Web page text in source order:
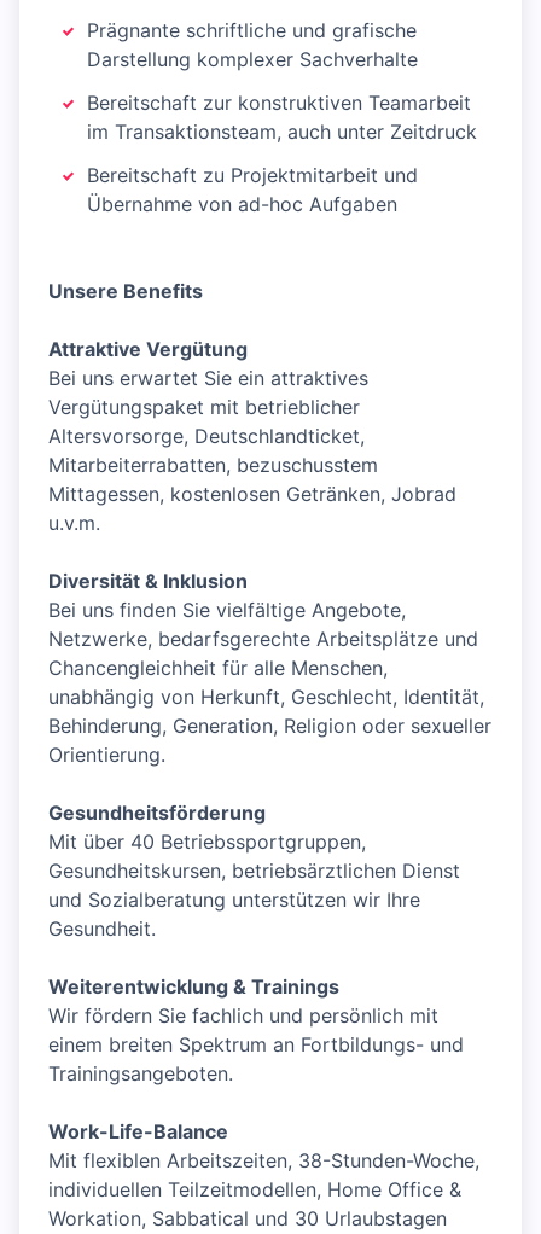
Prägnante schriftliche und grafische
Darstellung komplexer Sachverhalte
Bereitschaft zur konstruktiven Teamarbeit
im Transaktionsteam, auch unter Zeitdruck
Bereitschaft zu Projektmitarbeit und
Übernahme von ad-hoc Aufgaben
Unsere Benefits
Attraktive Vergütung
Bei uns erwartet Sie ein attraktives
Vergütungspaket mit betrieblicher
Altersvorsorge, Deutschlandticket,
Mitarbeiterrabatten, bezuschusstem
Mittagessen, kostenlosen Getränken, Jobrad
u.v.m.
Diversität & Inklusion
Bei uns finden Sie vielfältige Angebote,
Netzwerke, bedarfsgerechte Arbeitsplätze und
Chancengleichheit für alle Menschen,
unabhängig von Herkunft, Geschlecht, Identität,
Behinderung, Generation, Religion oder sexueller
Orientierung.
Gesundheitsförderung
Mit über 40 Betriebssportgruppen,
Gesundheitskursen, betriebsärztlichen Dienst
und Sozialberatung unterstützen wir Ihre
Gesundheit.
Weiterentwicklung & Trainings
Wir fördern Sie fachlich und persönlich mit
einem breiten Spektrum an Fortbildungs- und
Trainingsangeboten.
Work-Life-Balance
Mit flexiblen Arbeitszeiten, 38-Stunden-Woche,
individuellen Teilzeitmodellen, Home Office &
Workation, Sabbatical und 30 Urlaubstagen